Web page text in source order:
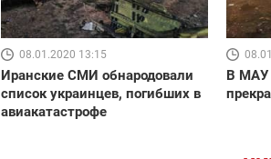
08.01.2020 13:15
Иранские СМИ обнародовали
список украинцев, погибших в
авиакатастрофе
В МАУ